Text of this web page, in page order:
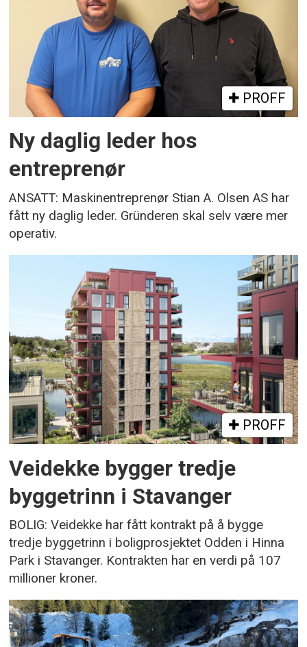
PROFF
Ny daglig leder hos
entreprenør
ANSATT: Maskinentreprenør Stian A. Olsen AS har
fått ny daglig leder. Gründeren skal selv være mer
operativ.
PROFF
Veidekke bygger tredje
byggetrinn i Stavanger
BOLIG: Veidekke har fått kontrakt på å bygge
tredje byggetrinn i boligprosjektet Odden i Hinna
Park i Stavanger. Kontrakten har en verdi på 107
millioner kroner.